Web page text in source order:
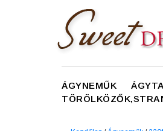
ÁGYNEMŰK